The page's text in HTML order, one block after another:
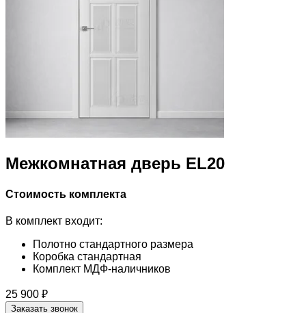
Межкомнатная дверь EL20
Стоимость комплекта
В комплект входит:
Полотно стандартного размера
Коробка стандартная
Комплект МДФ-наличников
25 900 ₽
Заказать звонок